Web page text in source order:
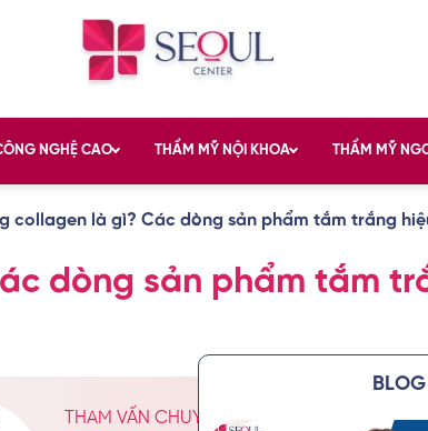
NGHỆ CAO THẨM MỸ NỘI KHOA THẨM MỸ
collagen là gì? Các dòng sản phẩm tắm trắng
dòng sản phẩm tắm
THAM VẤN CHUYÊN MÔN: BÁC SĨ TRƯƠNG